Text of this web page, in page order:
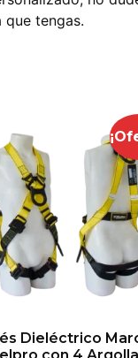
tengas.
Dieléctrico